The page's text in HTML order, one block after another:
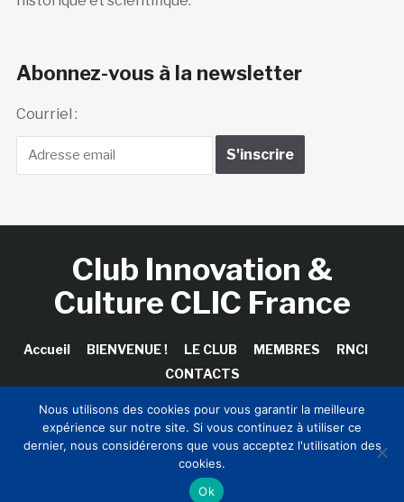
Abonnez-vous à la newsletter
Courriel :
Club Innovation &
Culture CLIC France
Accueil BIENVENUE ! LE CLUB MEMBRES
RNCI
CONTACTS
Copyright © 2026 Club Innovation & Culture CLIC France /
Sinapses Conseils
Nous utilisons des cookies pour vous garantir la meilleure
expérience sur notre site. Si vous continuez à utiliser ce
dernier, nous considérerons que vous acceptez l'utilisation des
cookies.
Ok